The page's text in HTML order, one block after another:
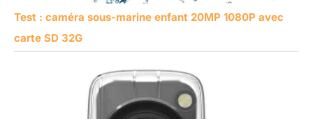
Test : caméra sous-marine enfant 20MP 1080P avec
carte SD 32G